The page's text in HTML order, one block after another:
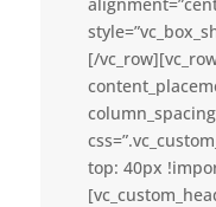
[/
top: 40px